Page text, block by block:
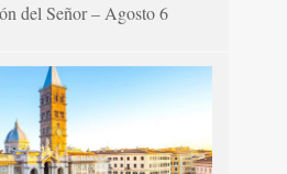
del Señor – Agosto 6